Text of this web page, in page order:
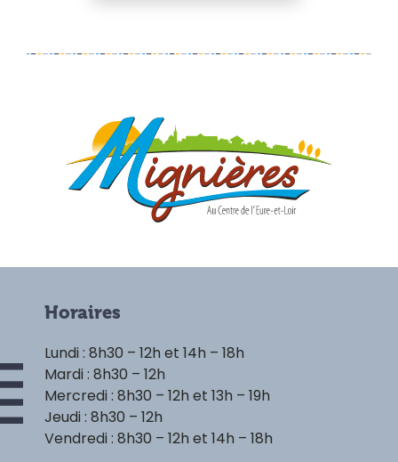
Horaires
Lundi : 8h30 – 12h et 14h – 18h
Mardi : 8h30 – 12h
Mercredi : 8h30 – 12h et 13h – 19h
Jeudi : 8h30 – 12h
Vendredi : 8h30 – 12h et 14h – 18h